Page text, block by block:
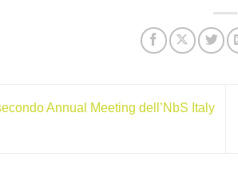
Annual Meeting dell’NbS Italy